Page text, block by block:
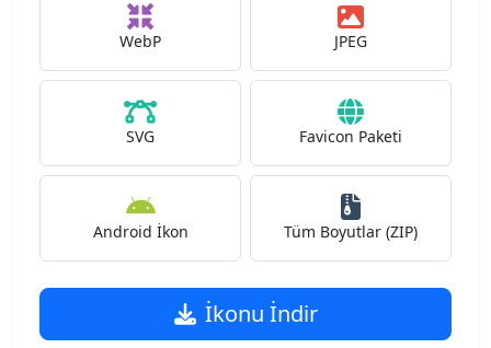
WebP JPEG
SVG Favicon Paketi
Android İkon Tüm Boyutlar (ZIP)
İkonu İndir